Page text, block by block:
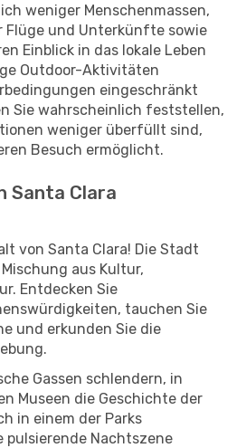
weniger Menschenmassen,
Flüge und Unterkünfte sowie
Einblick in das lokale Leben
Outdoor-Aktivitäten
eingeschränkt
Sie wahrscheinlich feststellen,
weniger überfüllt sind,
Besuch ermöglicht.
Santa Clara
von Santa Clara! Die Stadt
aus Kultur,
Entdecken Sie
tauchen Sie
und erkunden Sie die
Gassen schlendern, in
Museen die Geschichte der
in einem der Parks
pulsierende Nachtszene